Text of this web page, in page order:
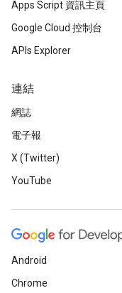
Apps Script 資訊主頁
Google Cloud 控制台
APIs Explorer
連結
網誌
電子報
X (Twitter)
YouTube
Android
Chrome